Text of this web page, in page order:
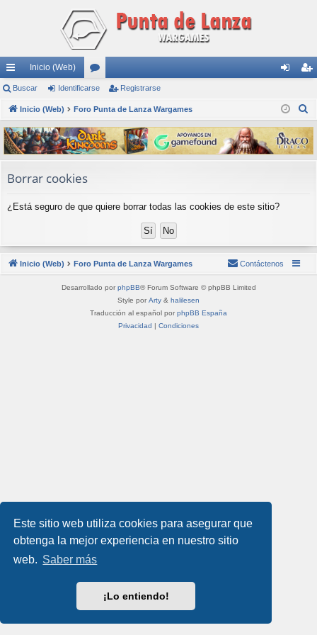
Este sitio web utiliza cookies para asegurar que
obtenga la mejor experiencia en nuestro sitio
web. Saber más
¡Lo entiendo!
nl
ac
es
rá
pi
Inicio (Web)
or
os nti
fic
ar
ist
ra
rs
Buscar Identificarse Registrarse
Inicio (Web) Foro Punta de Lanza Wargames
s
c
Borrar cookies
¿Está seguro de que quiere borrar todas las cookies de este sitio?
Inicio (Web) Foro Punta de Lanza Wargames Contáctenos
Desarrollado por phpBB® Forum Software © phpBB Limited
Style por Arty & halilesen
Traducción al español por phpBB España
Privacidad | Condiciones